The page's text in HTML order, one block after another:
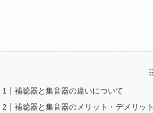
補聴器と集音器の違いについて
補聴器と集音器のメリット・デメリット